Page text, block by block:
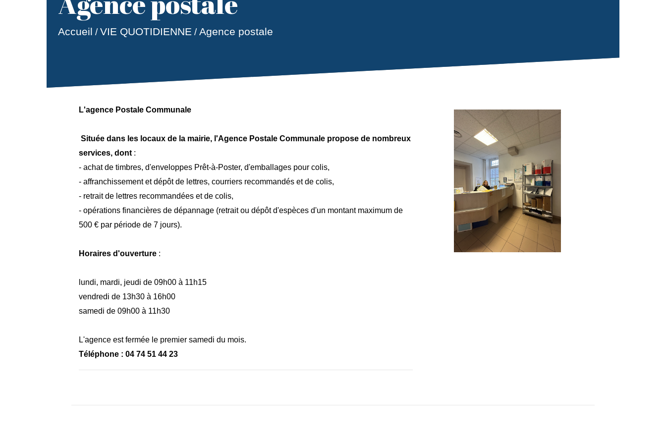
Accueil /VIE QUOTIDIENNE / Agence postale
L'agence Postale Communale
Située dans les locaux de la mairie, l'Agence Postale Communale propose de nombreux
services, dont :
- achat de timbres, d'enveloppes Prêt-à-Poster, d'emballages pour colis,
- affranchissement et dépôt de lettres, courriers recommandés et de colis,
- retrait de lettres recommandées et de colis,
- opérations financières de dépannage (retrait ou dépôt d'espèces d'un montant maximum de
500 € par période de 7 jours).
Horaires d'ouverture :
lundi, mardi, jeudi de 09h00 à 11h15
vendredi de 13h30 à 16h00
samedi de 09h00 à 11h30
L'agence est fermée le premier samedi du mois.
Téléphone : 04 74 51 44 23